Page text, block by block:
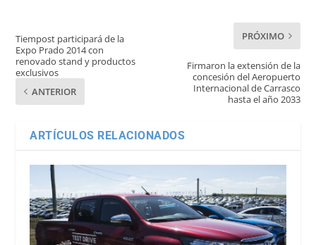
Tiempost participará de la
Expo Prado 2014 con
renovado stand y productos
exclusivos
ANTERIOR
PRÓXIMO
Firmaron la extensión de la
concesión del Aeropuerto
Internacional de Carrasco
hasta el año 2033
ARTÍCULOS RELACIONADOS